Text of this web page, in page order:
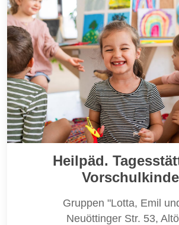
Heilpäd.
Gruppen "Lotta, Emil
Neuöttinger Str. 53,